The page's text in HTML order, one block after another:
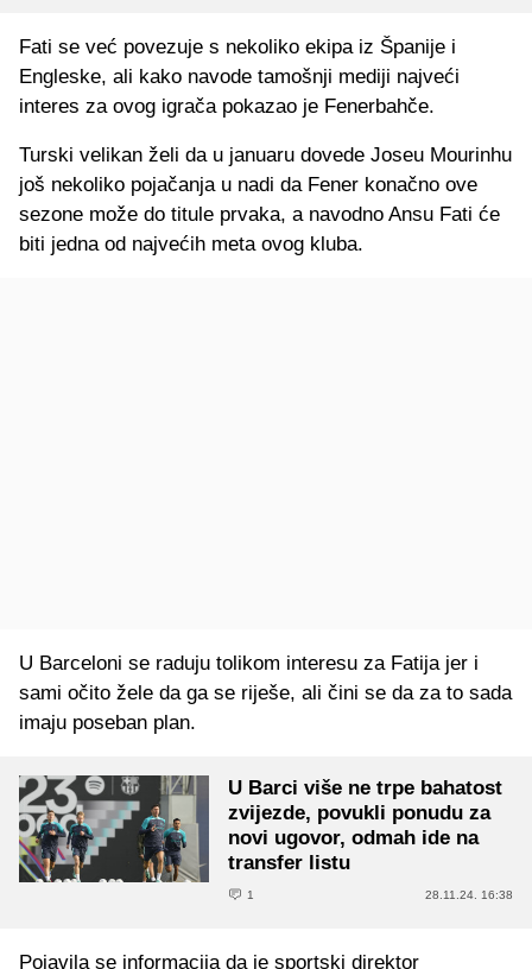
Fati se već povezuje s nekoliko ekipa iz Španije i
Engleske, ali kako navode tamošnji mediji najveći
interes za ovog igrača pokazao je Fenerbahče.
Turski velikan želi da u januaru dovede Joseu Mourinhu
još nekoliko pojačanja u nadi da Fener konačno ove
sezone može do titule prvaka, a navodno Ansu Fati će
biti jedna od najvećih meta ovog kluba.
U Barceloni se raduju tolikom interesu za Fatija jer i
sami očito žele da ga se riješe, ali čini se da za to sada
imaju poseban plan.
U Barci više ne trpe bahatost
zvijezde, povukli ponudu za
novi ugovor, odmah ide na
transfer listu
1 28.11.24. 16:38
Pojavila se informacija da je sportski direktor